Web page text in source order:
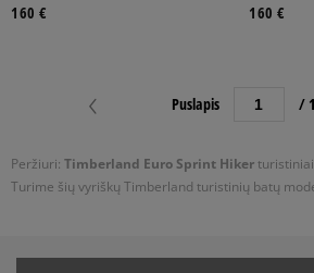
Peržiuri: Timberland Euro Sprint Hiker
Turime šių vyriškų Timberland turistinių batų
160 € 160 €
Puslapis / 1